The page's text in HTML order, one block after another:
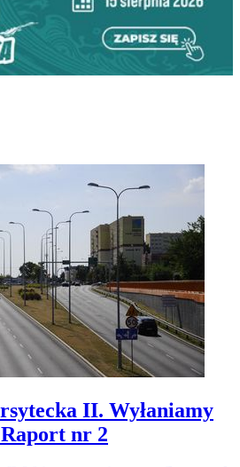
II. Wyłaniamy
nr 2